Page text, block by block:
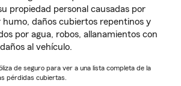
propiedad personal causadas por
humo, daños cubiertos repentinos y
por agua, robos, allanamientos con
al vehículo.
de seguro para ver a una lista completa de la
pérdidas cubiertas.